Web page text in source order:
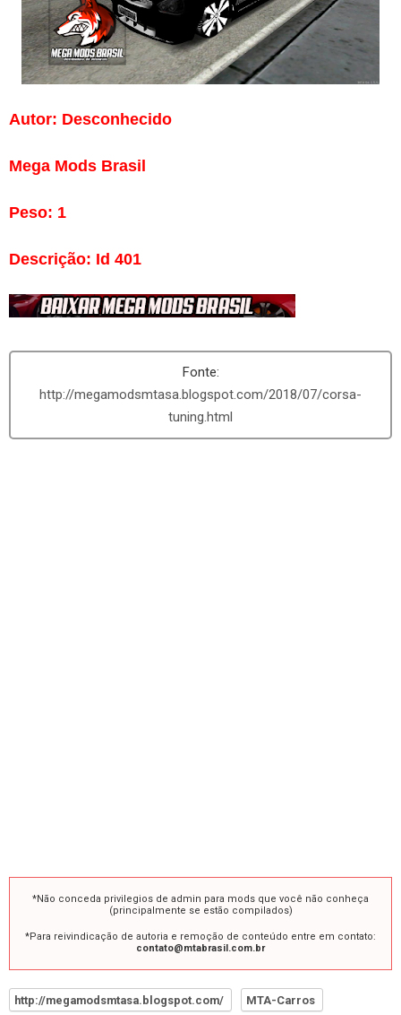
Autor: Desconhecido
Mega Mods Brasil
Peso: 1
Descrição: Id 401
http://megamodsmtasa.blogspot.com/2018/07/corsa-
tuning.html
*Não conceda privilegios de admin para mods que você não conheça
(principalmente se estão compilados)
*Para reivindicação de autoria e remoção de conteúdo entre em contato:
contato@mtabrasil.com.br
http://megamodsmtasa.blogspot.com/ MTA-Carros